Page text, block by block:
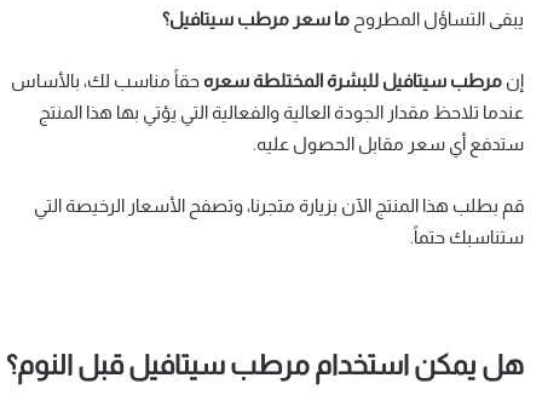
يبقى التساؤل المطروح ما سعر مرطب سيتافيل؟
إن مرطب سيتافيل للبشرة المختلطة سعرهحقاً مناسب لك، بالأساس
عندما تلاحظ مقدار الجودة العالية والفعالية التي يؤتي بها هذا المنتج
ستدفع أي سعر مقابل الحصول عليه.
قم بطلب هذا المنتج الآن بزيارة متجرنا، وتصفح الأسعار الرخيصة التي
ستناسبك حتماً.
هل يمكن استخدام مرطب سيتافيل قبل النوم؟